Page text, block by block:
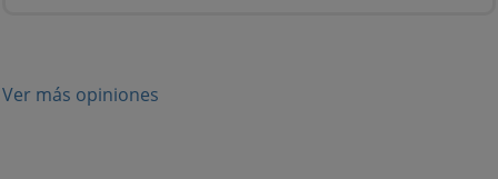
Ver más opiniones